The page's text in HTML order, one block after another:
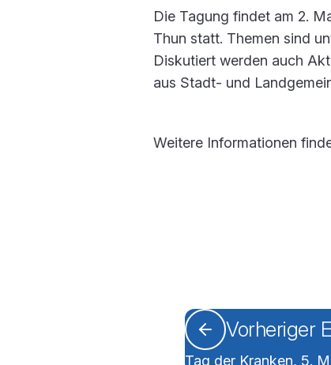
Die Tagung findet am 2.
Thun statt. Themen sind
Diskutiert werden auch
aus Stadt- und
Weitere Informationen
Vorheriger
Tag der Kranken, 5.